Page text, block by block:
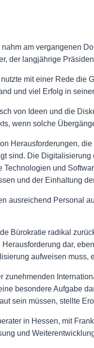
am vergangenen
der langjährige
mit einer Rede die
und viel Erfolg in
von Ideen und die
wenn solche
Herausforderungen,
sind. Die
und
und der Einhaltung
ausreichend Personal
Bürokratie radikal
dar,
aufweisen muss,
zunehmenden
besondere Aufgabe
sein müssen, stellte
in Hessen, mit
und